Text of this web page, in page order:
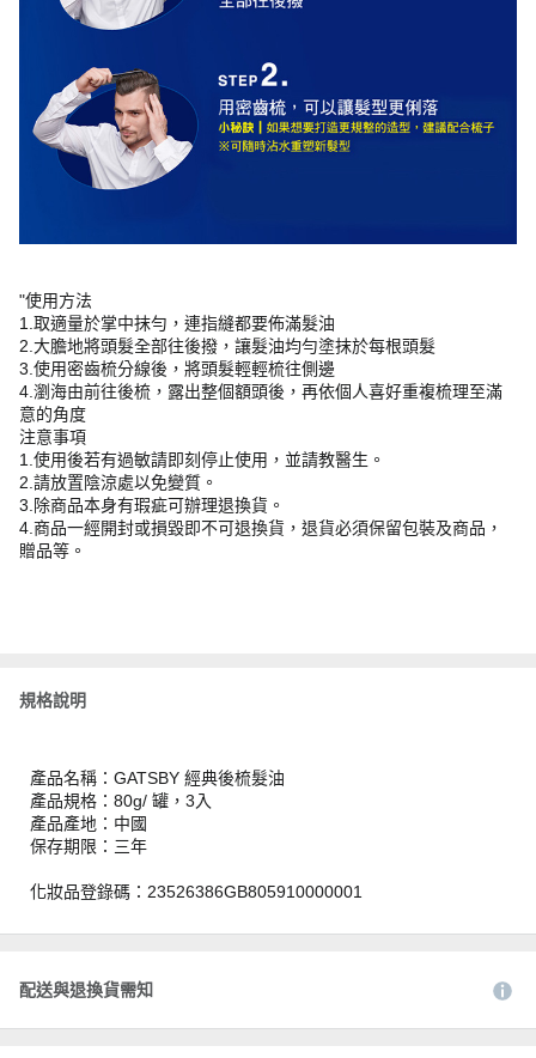
"使用方法
1.取適量於掌中抹勻，連指縫都要佈滿髮油
2.大膽地將頭髮全部往後撥，讓髮油均勻塗抹於每根頭髮
3.使用密齒梳分線後，將頭髮輕輕梳往側邊
4.瀏海由前往後梳，露出整個額頭後，再依個人喜好重複梳理至滿
意的角度
注意事項
1.使用後若有過敏請即刻停止使用，並請教醫生。
2.請放置陰涼處以免變質。
3.除商品本身有瑕疵可辦理退換貨。
4.商品一經開封或損毀即不可退換貨，退貨必須保留包裝及商品，
贈品等。
規格說明
產品名稱：GATSBY 經典後梳髮油
產品規格：80g/ 罐，3入
產品產地：中國
保存期限：三年
化妝品登錄碼：23526386GB805910000001
配送與退換貨需知